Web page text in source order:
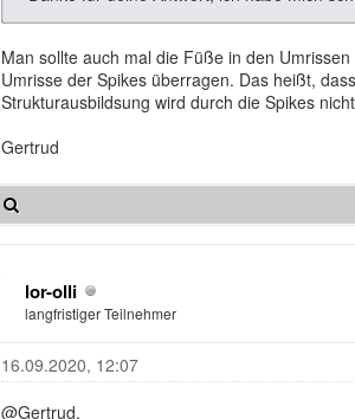
Man sollte auch mal die Füße in den
Umrisse der Spikes überragen. Das heißt,
Strukturausbildsung wird durch die Spikes
Gertrud
lor-olli
langfristiger Teilnehmer
16.09.2020, 12:07
@Gertrud,